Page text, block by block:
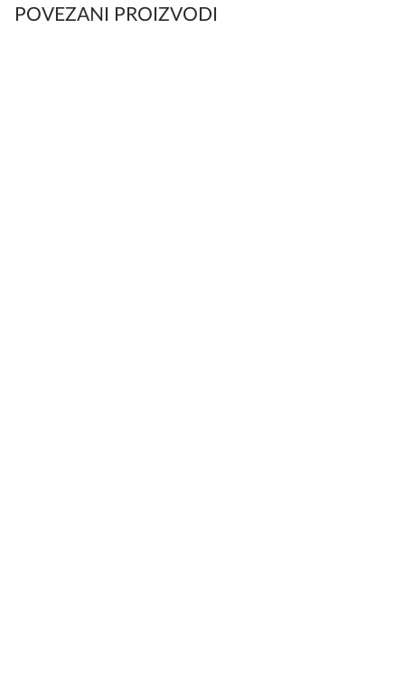
POVEZANI PROIZVODI